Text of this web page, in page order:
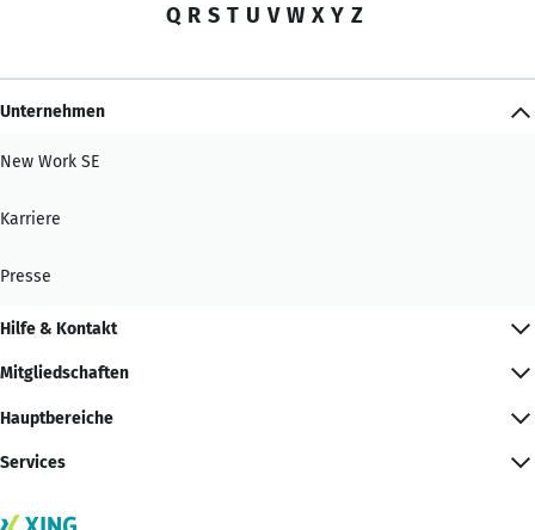
Q R S T U V W X Y Z
Unternehmen
New Work SE
Karriere
Presse
Hilfe & Kontakt
Mitgliedschaften
Hauptbereiche
Services